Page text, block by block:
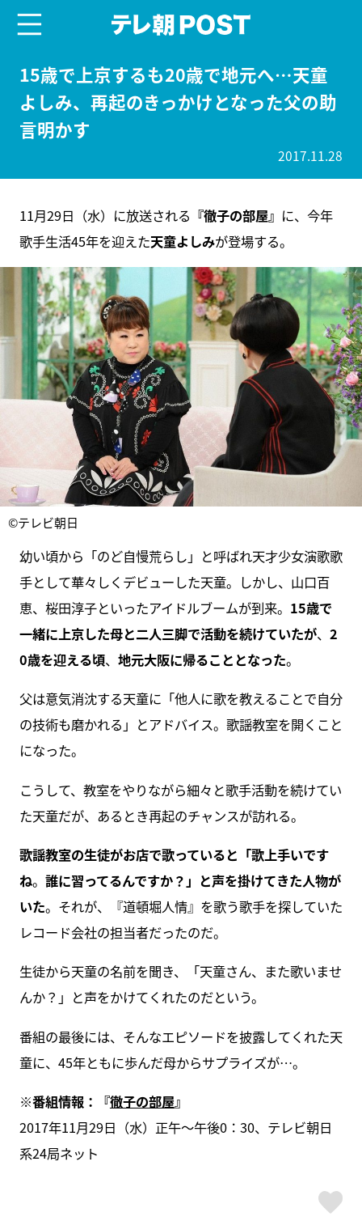
15歳で上京するも20歳で地元へ…天童
よしみ、再起のきっかけとなった父の助
言明かす
2017.11.28
11月29日（水）に放送される 『徹子の部屋』 に、今年
歌手生活45年を迎えた天童よしみが登場する。
©テレビ朝日
幼い頃から「のど自慢荒らし」と呼ばれ天才少女演歌歌
手として華々しくデビューした天童。しかし、山口百
恵、桜田淳子といったアイドルブームが到来。 15歳で
一緒に上京した母と二人三脚で活動を続けていたが、 2
0歳を迎える頃、 地元大阪に帰ることとなった。
父は意気消沈する天童に「他人に歌を教えることで自分
の技術も磨かれる」とアドバイス。歌謡教室を開くこと
になった。
こうして、教室をやりながら細々と歌手活動を続けてい
た天童だが、あるとき再起のチャンスが訪れる。
歌謡教室の生徒がお店で歌っていると「歌上手いです
ね。 誰に習ってるんですか？」と声を掛けてきた人物が
いた。それが、『道頓堀人情』を歌う歌手を探していた
レコード会社の担当者だったのだ。
生徒から天童の名前を聞き、「天童さん、また歌いませ
んか？」と声をかけてくれたのだという。
番組の最後には、そんなエピソードを披露してくれた天
童に、45年ともに歩んだ母からサプライズが…。
※番組情報： 『徹子の部屋』
2017年11月29日（水）正午～午後0：30、テレビ朝日
系24局ネット